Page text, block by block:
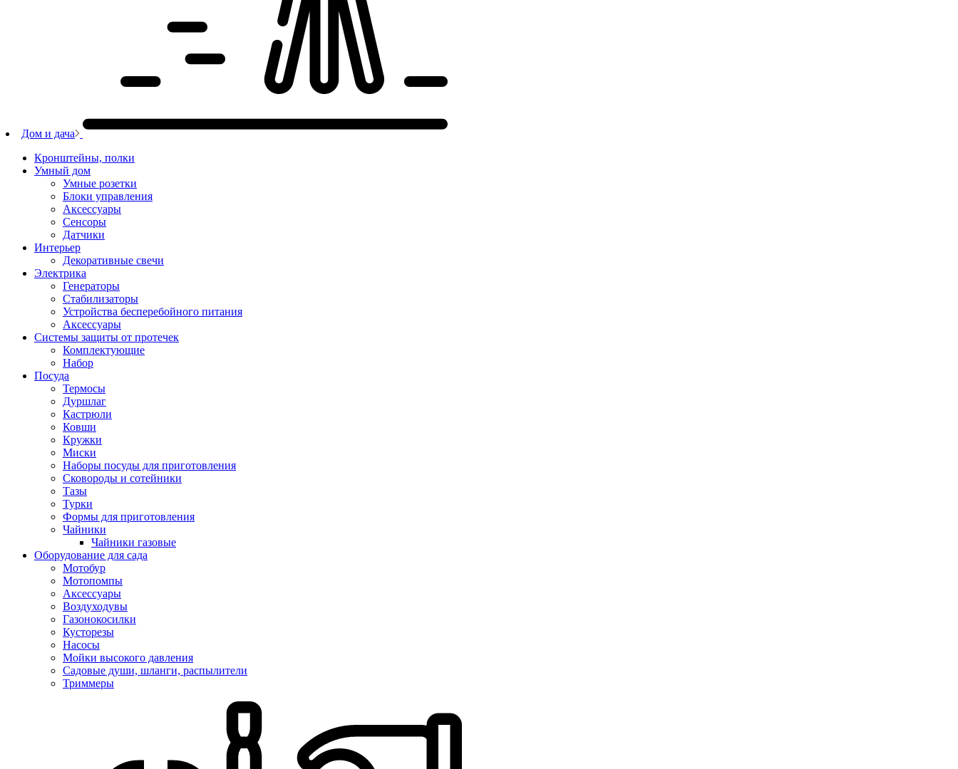
Дом и дача
Кронштейны, полки
Умный дом
Умные розетки
Блоки управления
Аксессуары
Сенсоры
Датчики
Интерьер
Декоративные свечи
Электрика
Генераторы
Стабилизаторы
Устройства бесперебойного питания
Аксессуары
Системы защиты от протечек
Комплектующие
Набор
Посуда
Термосы
Дуршлаг
Кастрюли
Ковши
Кружки
Миски
Наборы посуды для приготовления
Сковороды и сотейники
Тазы
Турки
Формы для приготовления
Чайники
Чайники газовые
Оборудование для сада
Мотобур
Мотопомпы
Аксессуары
Воздуходувы
Газонокосилки
Кусторезы
Насосы
Мойки высокого давления
Садовые души, шланги, распылители
Триммеры